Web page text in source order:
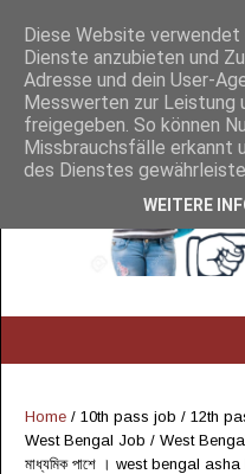
Home / 10th pass job / 12th
West Bengal Job / West
মাধ্যমিক পাশে । west bengal
Diese Website verwendet
Dienste anzubieten und
Adresse und dein User-
Messwerten zur Leistung
freigegeben. So können
Missbrauchsfälle erkannt
des Dienstes
WEITERE